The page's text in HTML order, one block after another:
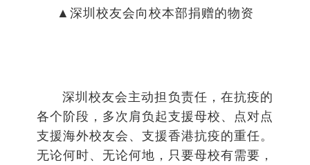
▲深圳校友会向校本部捐赠的物资
深圳校友会主动担负责任，在抗疫的
各个阶段，多次肩负起支援母校、点对点
支援海外校友会、支援香港抗疫的重任。
无论何时、无论何地，只要母校有需要，